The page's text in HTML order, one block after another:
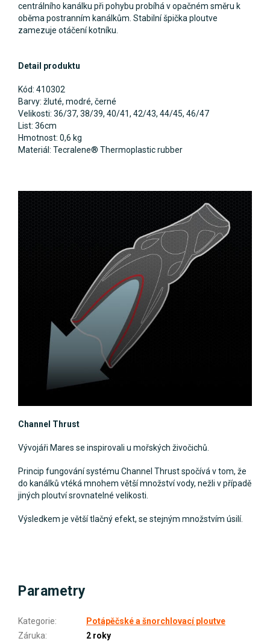
centrálního kanálku při pohybu probíhá v opačném směru k
oběma postranním kanálkům. Stabilní špička ploutve
zamezuje otáčení kotníku.
Detail produktu
Kód: 410302
Barvy: žluté, modré, černé
Velikosti: 36/37, 38/39, 40/41, 42/43, 44/45, 46/47
List: 36cm
Hmotnost: 0,6 kg
Materiál: Tecralene® Thermoplastic rubber
Channel Thrust
Vývojáři Mares se inspirovali u mořských živočichů.
Princip fungování systému Channel Thrust spočívá v tom, že
do kanálků vtéká mnohem větší množství vody, nežli v případě
jiných ploutví srovnatelné velikosti.
Výsledkem je větší tlačný efekt, se stejným množstvím úsilí.
Parametry
Kategorie:
Potápěčské a šnorchlovací ploutve
Záruka: 2 roky